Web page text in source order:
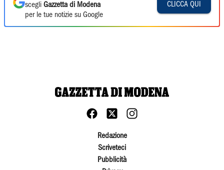
scegli Gazzetta di Modena
per le tue notizie su Google
CLICCA QUI
Redazione
Scriveteci
Pubblicità